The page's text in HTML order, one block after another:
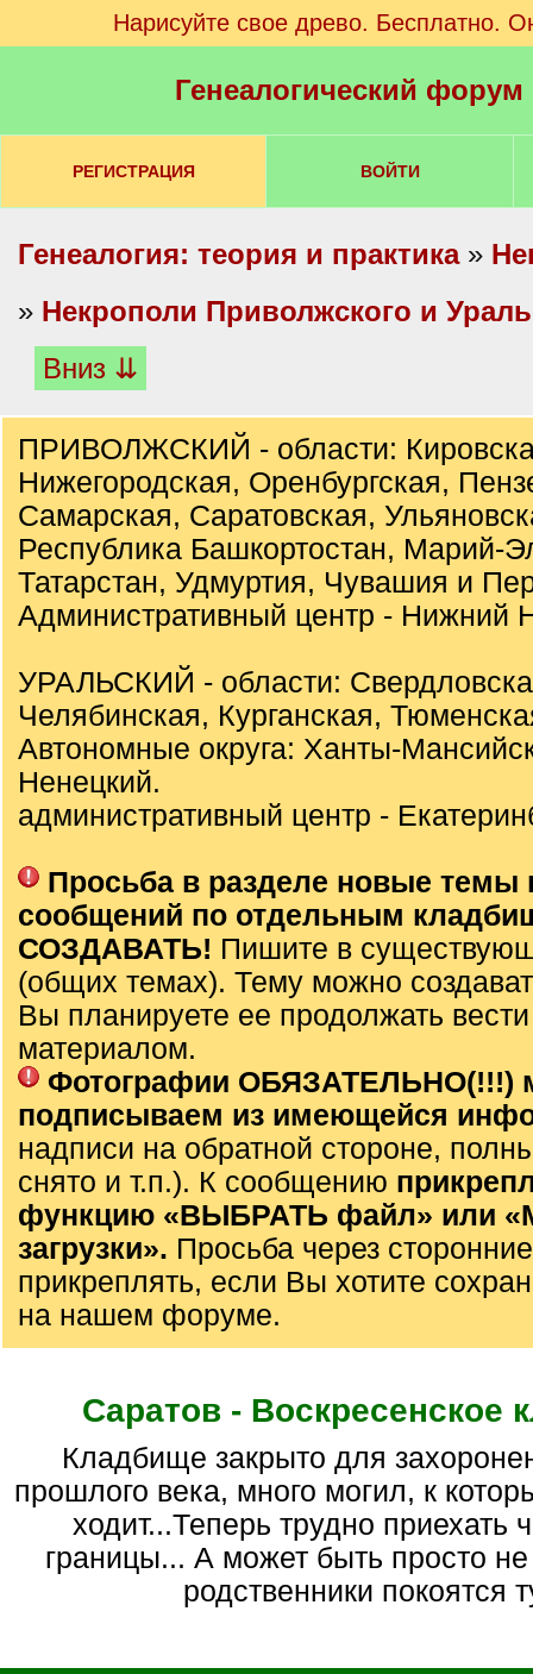
Нарисуйте свое древо. Бесплатно.
Генеалогический
РЕГИСТРАЦИЯ ВОЙТИ
Генеалогия: теория и практика»
» Некрополи Приволжского и
Вниз ⇊
ПРИВОЛЖСКИЙ - области:
Нижегородская, Оренбургская,
Самарская, Саратовская,
Республика Башкортостан, Марий-
Татарстан, Удмуртия, Чувашия и
Административный центр - Нижний
УРАЛЬСКИЙ - области:
Челябинская, Курганская,
Автономные округа: Ханты-
Ненецкий.
административный центр -
Просьба в разделе новые темы
сообщений по отдельным
СОЗДАВАТЬ! Пишите в
(общих темах). Тему можно
Вы планируете ее продолжать
материалом.
Фотографии ОБЯЗАТЕЛЬНО(!!!)
подписываем из имеющейся
надписи на обратной стороне,
снято и т.п.). К сообщению
функцию «ВЫБРАТЬ файл» или
загрузки». Просьба через
прикреплять, если Вы хотите
на нашем форуме.
Саратов - Воскресенское
кладбище закрыто для захоронений в 70-е гг.
прошлого века, много могил, к
ходит...Теперь трудно приехать
границы... А может быть просто не
родственники покоятся